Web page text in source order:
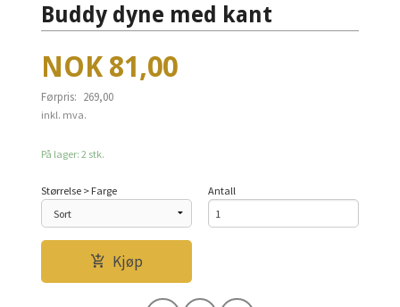
Buddy dyne med kant
Tilbud
NOK 81,00
Førpris: 269,00
Rabatt
inkl. mva.
På lager: 2 stk.
Størrelse > Farge Antall
Kjøp